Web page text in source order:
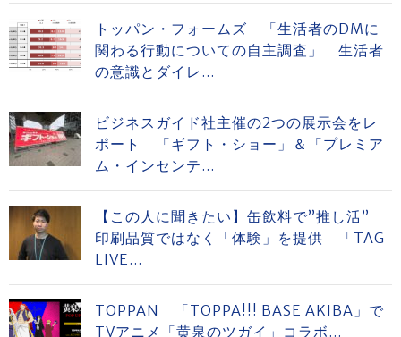
トッパン・フォームズ 「生活者のDMに
関わる行動についての自主調査」 生活者
の意識とダイレ...
ビジネスガイド社主催の2つの展示会をレ
ポート 「ギフト・ショー」＆「プレミア
ム・インセンテ...
【この人に聞きたい】缶飲料で”推し活”
印刷品質ではなく「体験」を提供 「TAG
LIVE...
TOPPAN 「TOPPA!!! BASE AKIBA」で
TVアニメ「黄泉のツガイ」コラボ...